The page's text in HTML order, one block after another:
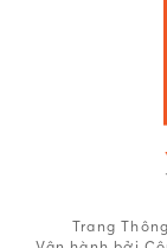
Trang